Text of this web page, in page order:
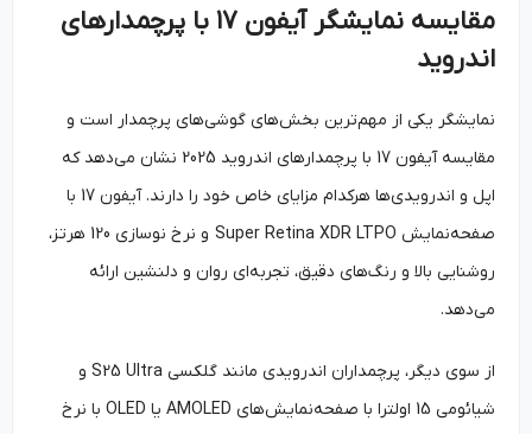
مقایسه نمایشگر آیفون ۱۷ با پرچمدارهای
اندروید
نمایشگر یکی از مهم‌ترین بخش‌های گوشی‌های پرچمدار است و
مقایسه آیفون 17 با پرچمدارهای اندروید 2025 نشان می‌دهد که
اپل و اندرویدی‌ها هرکدام مزایای خاص خود را دارند. آیفون 17 با
صفحه‌نمایش Super Retina XDR LTPO و نرخ نوسازی 120 هرتز،
روشنایی بالا و رنگ‌های دقیق، تجربه‌ای روان و دلنشین ارائه
می‌دهد.
از سوی دیگر، پرچمداران اندرویدی مانند گلکسی S25 Ultra و
شیائومی 15 اولترا با صفحه‌نمایش‌های AMOLED یا OLED با نرخ